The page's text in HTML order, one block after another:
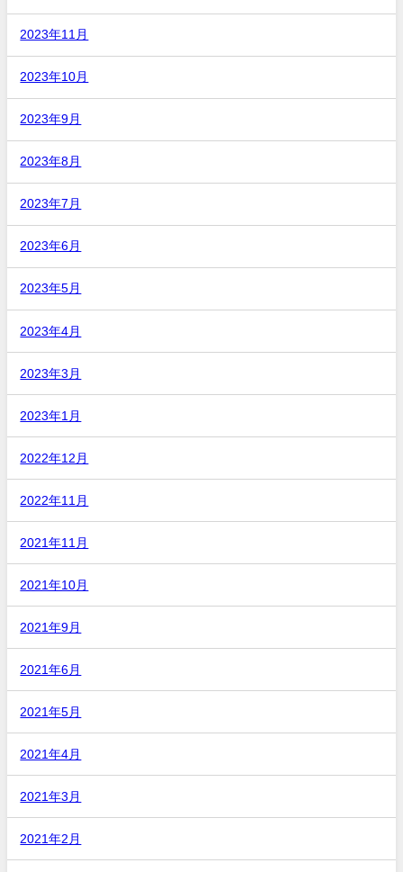
2023年11月
2023年10月
2023年9月
2023年8月
2023年7月
2023年6月
2023年5月
2023年4月
2023年3月
2023年1月
2022年12月
2022年11月
2021年11月
2021年10月
2021年9月
2021年6月
2021年5月
2021年4月
2021年3月
2021年2月